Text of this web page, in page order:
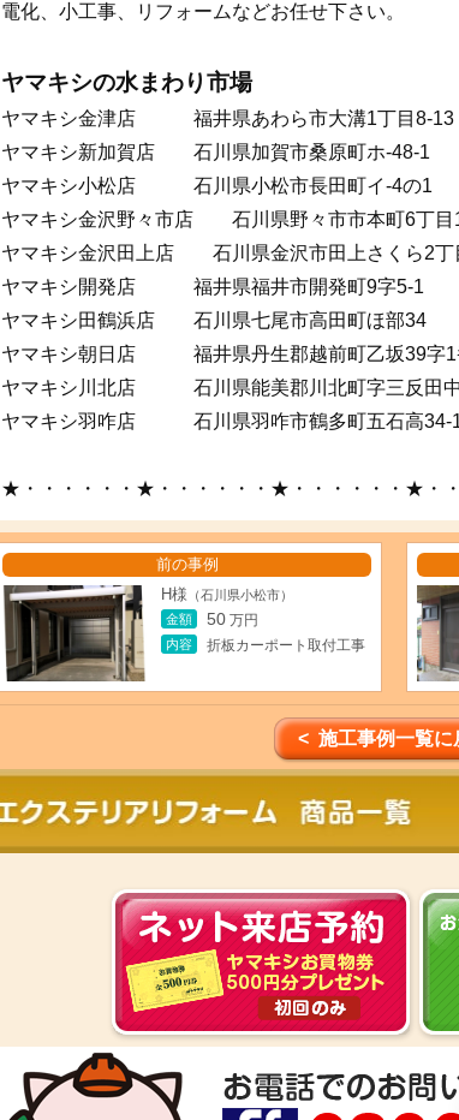
電化、小工事、リフォームなどお任せ下さい。
ヤマキシの水まわり市場
ヤマキシ金津店 福井県あわら市大溝1丁目8-13
ヤマキシ新加賀店 石川県加賀市桑原町ホ-48-1
ヤマキシ小松店 石川県小松市長田町イ-4の1
ヤマキシ金沢野々市店 石川県野々市市本町6丁目
ヤマキシ金沢田上店 石川県金沢市田上さくら2丁
ヤマキシ開発店 福井県福井市開発町9字5-1
ヤマキシ田鶴浜店 石川県七尾市高田町ほ部34
ヤマキシ朝日店 福井県丹生郡越前町乙坂39字1
ヤマキシ川北店 石川県能美郡川北町字三反田
ヤマキシ羽咋店 石川県羽咋市鶴多町五石高34-
★・・・・・・★・・・・・・★・・・・・・★・
前の事例
H様 （石川県小松市）
金額
50 万円
内容
折板カーポート取付工事
< 施工事例一覧に